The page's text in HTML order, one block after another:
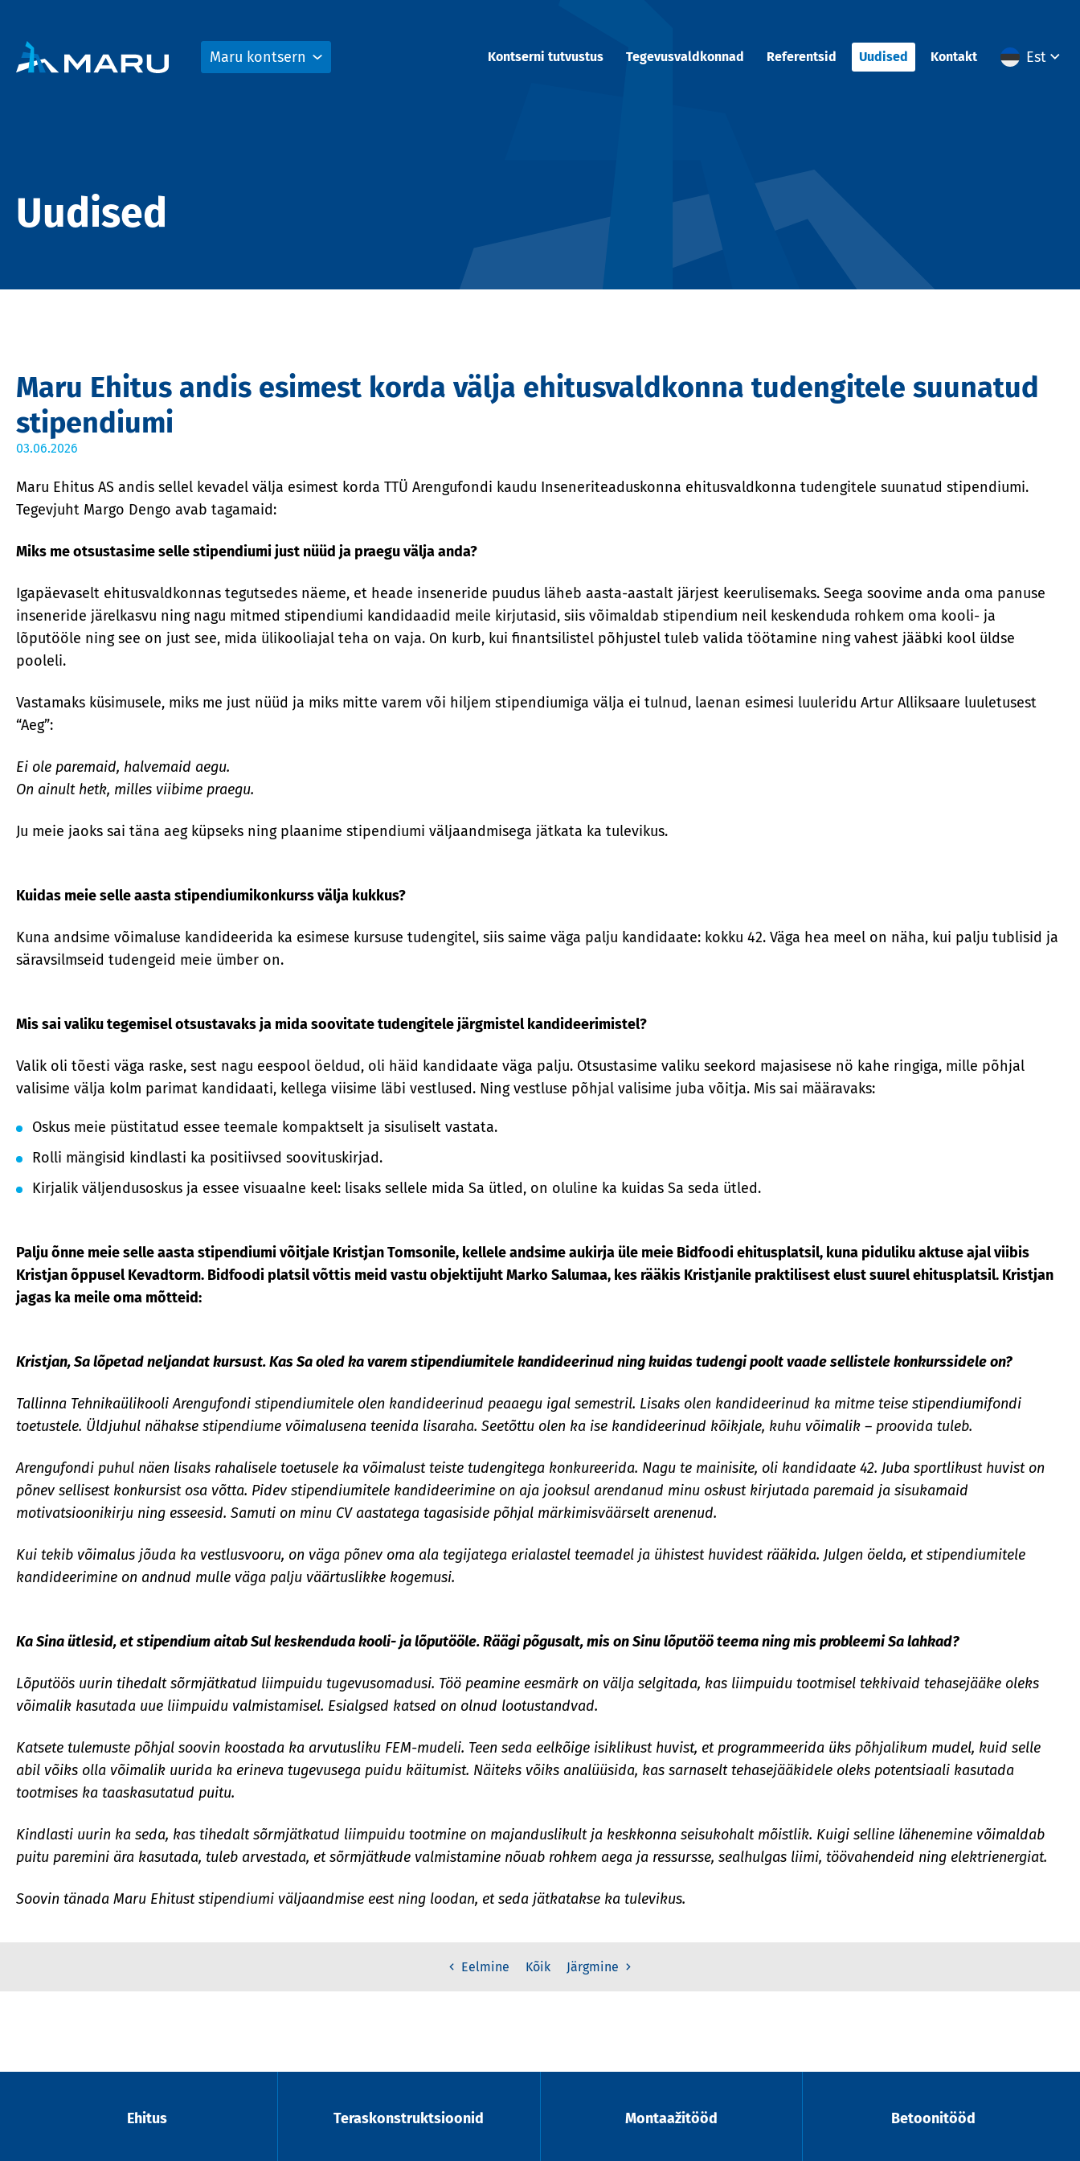
Maru kontsern Kontserni tutvustus Tegevusvaldkonnad Referentsid Uudised Kontakt Est
Uudised
Maru Ehitus andis esimest korda välja ehitusvaldkonna tudengitele suunatud
stipendiumi
03.06.2026
Maru Ehitus AS andis sellel kevadel välja esimest korda TTÜ Arengufondi kaudu Inseneriteaduskonna ehitusvaldkonna tudengitele suunatud stipendiumi.
Tegevjuht Margo Dengo avab tagamaid:
Miks me otsustasime selle stipendiumi just nüüd ja praegu välja anda?
Igapäevaselt ehitusvaldkonnas tegutsedes näeme, et heade inseneride puudus läheb aasta-aastalt järjest keerulisemaks. Seega soovime anda oma panuse
inseneride järelkasvu ning nagu mitmed stipendiumi kandidaadid meile kirjutasid, siis võimaldab stipendium neil keskenduda rohkem oma kooli- ja
lõputööle ning see on just see, mida ülikooliajal teha on vaja. On kurb, kui finantsilistel põhjustel tuleb valida töötamine ning vahest jääbki kool üldse
pooleli.
Vastamaks küsimusele, miks me just nüüd ja miks mitte varem või hiljem stipendiumiga välja ei tulnud, laenan esimesi luuleridu Artur Alliksaare luuletusest
“Aeg”:
Ei ole paremaid, halvemaid aegu.
On ainult hetk, milles viibime praegu.
Ju meie jaoks sai täna aeg küpseks ning plaanime stipendiumi väljaandmisega jätkata ka tulevikus.
Kuidas meie selle aasta stipendiumikonkurss välja kukkus?
Kuna andsime võimaluse kandideerida ka esimese kursuse tudengitel, siis saime väga palju kandidaate: kokku 42. Väga hea meel on näha, kui palju tublisid ja
säravsilmseid tudengeid meie ümber on.
Mis sai valiku tegemisel otsustavaks ja mida soovitate tudengitele järgmistel kandideerimistel?
Valik oli tõesti väga raske, sest nagu eespool öeldud, oli häid kandidaate väga palju. Otsustasime valiku seekord majasisese nö kahe ringiga, mille põhjal
valisime välja kolm parimat kandidaati, kellega viisime läbi vestlused. Ning vestluse põhjal valisime juba võitja. Mis sai määravaks:
Oskus meie püstitatud essee teemale kompaktselt ja sisuliselt vastata.
Rolli mängisid kindlasti ka positiivsed soovituskirjad.
Kirjalik väljendusoskus ja essee visuaalne keel: lisaks sellele mida Sa ütled, on oluline ka kuidas Sa seda ütled.
Palju õnne meie selle aasta stipendiumi võitjale Kristjan Tomsonile, kellele andsime aukirja üle meie Bidfoodi ehitusplatsil, kuna piduliku aktuse ajal viibis
Kristjan õppusel Kevadtorm. Bidfoodi platsil võttis meid vastu objektijuht Marko Salumaa, kes rääkis Kristjanile praktilisest elust suurel ehitusplatsil. Kristjan
jagas ka meile oma mõtteid:
Kristjan, Sa lõpetad neljandat kursust. Kas Sa oled ka varem stipendiumitele kandideerinud ning kuidas tudengi poolt vaade sellistele konkurssidele on?
Tallinna Tehnikaülikooli Arengufondi stipendiumitele olen kandideerinud peaaegu igal semestril. Lisaks olen kandideerinud ka mitme teise stipendiumifondi
toetustele. Üldjuhul nähakse stipendiume võimalusena teenida lisaraha. Seetõttu olen ka ise kandideerinud kõikjale, kuhu võimalik – proovida tuleb.
Arengufondi puhul näen lisaks rahalisele toetusele ka võimalust teiste tudengitega konkureerida. Nagu te mainisite, oli kandidaate 42. Juba sportlikust huvist on
põnev sellisest konkursist osa võtta. Pidev stipendiumitele kandideerimine on aja jooksul arendanud minu oskust kirjutada paremaid ja sisukamaid
motivatsioonikirju ning esseesid. Samuti on minu CV aastatega tagasiside põhjal märkimisväärselt arenenud.
Kui tekib võimalus jõuda ka vestlusvooru, on väga põnev oma ala tegijatega erialastel teemadel ja ühistest huvidest rääkida. Julgen öelda, et stipendiumitele
kandideerimine on andnud mulle väga palju väärtuslikke kogemusi.
Ka Sina ütlesid, et stipendium aitab Sul keskenduda kooli- ja lõputööle. Räägi põgusalt, mis on Sinu lõputöö teema ning mis probleemi Sa lahkad?
Lõputöös uurin tihedalt sõrmjätkatud liimpuidu tugevusomadusi. Töö peamine eesmärk on välja selgitada, kas liimpuidu tootmisel tekkivaid tehasejääke oleks
võimalik kasutada uue liimpuidu valmistamisel. Esialgsed katsed on olnud lootustandvad.
Katsete tulemuste põhjal soovin koostada ka arvutusliku FEM-mudeli. Teen seda eelkõige isiklikust huvist, et programmeerida üks põhjalikum mudel, kuid selle
abil võiks olla võimalik uurida ka erineva tugevusega puidu käitumist. Näiteks võiks analüüsida, kas sarnaselt tehasejääkidele oleks potentsiaali kasutada
tootmises ka taaskasutatud puitu.
Kindlasti uurin ka seda, kas tihedalt sõrmjätkatud liimpuidu tootmine on majanduslikult ja keskkonna seisukohalt mõistlik. Kuigi selline lähenemine võimaldab
puitu paremini ära kasutada, tuleb arvestada, et sõrmjätkude valmistamine nõuab rohkem aega ja ressursse, sealhulgas liimi, töövahendeid ning elektrienergiat.
Soovin tänada Maru Ehitust stipendiumi väljaandmise eest ning loodan, et seda jätkatakse ka tulevikus.
Eelmine Kõik Järgmine
Ehitus Teraskonstruktsioonid Montaažitööd Betoonitööd